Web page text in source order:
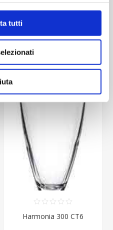
tutti
Harmonia 300 CT6